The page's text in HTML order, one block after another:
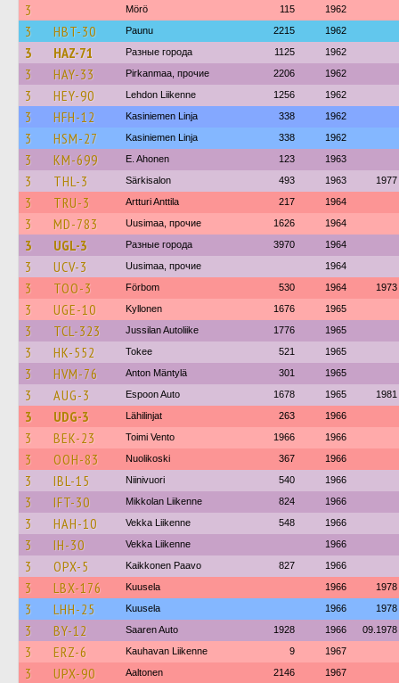
3 Mörö 115 1962
3 HBT-30 Paunu 2215 1962
3 HAZ-71 Разные города 1125 1962
3 HAY-33 Pirkanmaa, прочие 2206 1962
3 HEY-90 Lehdon Liikenne 1256 1962
3 HFH-12 Kasiniemen Linja 338 1962
3 HSM-27 Kasiniemen Linja 338 1962
3 KM-699 E. Ahonen 123 1963
3 THL-3 Särkisalon 493 1963 1977
3 TRU-3 Artturi Anttila 217 1964
3 MD-783 Uusimaa, прочие 1626 1964
3 UGL-3 Разные города 3970 1964
3 UCV-3 Uusimaa, прочие 1964
3 TOO-3 Förbom 530 1964 1973
3 UGE-10 Kyllonen 1676 1965
3 TCL-323 Jussilan Autoliike 1776 1965
3 HK-552 Tokee 521 1965
3 HVM-76 Anton Mäntylä 301 1965
3 AUG-3 Espoon Auto 1678 1965 1981
3 UDG-3 Lähilinjat 263 1966
3 BEK-23 Toimi Vento 1966 1966
3 OOH-83 Nuolikoski 367 1966
3 IBL-15 Niinivuori 540 1966
3 IFT-30 Mikkolan Liikenne 824 1966
3 HAH-10 Vekka Liikenne 548 1966
3 IH-30 Vekka Liikenne 1966
3 OPX-5 Kaikkonen Paavo 827 1966
3 LBX-176 Kuusela 1966 1978
3 LHH-25 Kuusela 1966 1978
3 BY-12 Saaren Auto 1928 1966 09.1978
3 ERZ-6 Kauhavan Liikenne 9 1967
3 UPX-90 Aaltonen 2146 1967